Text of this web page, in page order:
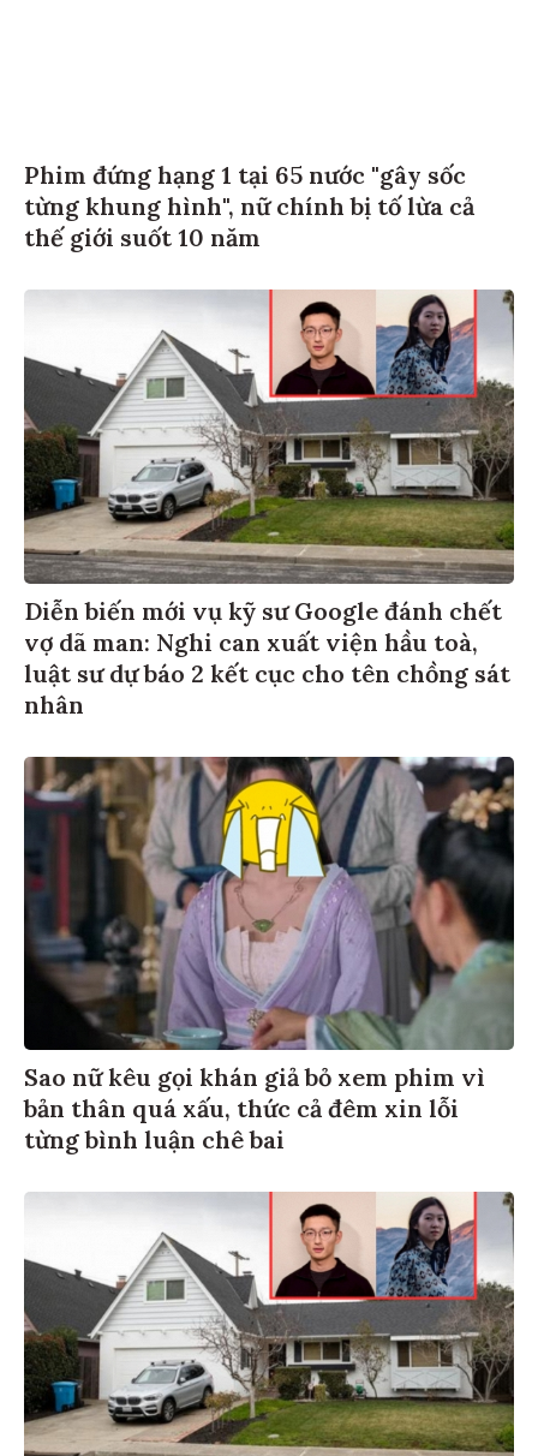
Phim đứng hạng 1 tại 65 nước "gây sốc
từng khung hình", nữ chính bị tố lừa cả
thế giới suốt 10 năm
Diễn biến mới vụ kỹ sư Google đánh chết
vợ dã man: Nghi can xuất viện hầu toà,
luật sư dự báo 2 kết cục cho tên chồng sát
nhân
Sao nữ kêu gọi khán giả bỏ xem phim vì
bản thân quá xấu, thức cả đêm xin lỗi
từng bình luận chê bai